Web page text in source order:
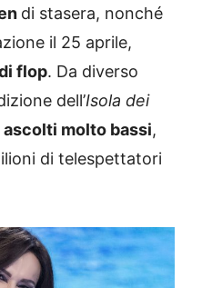
di stasera, nonché
il 25 aprile,
flop. Da diverso
dell’Isola dei
ascolti molto bassi,
di telespettatori